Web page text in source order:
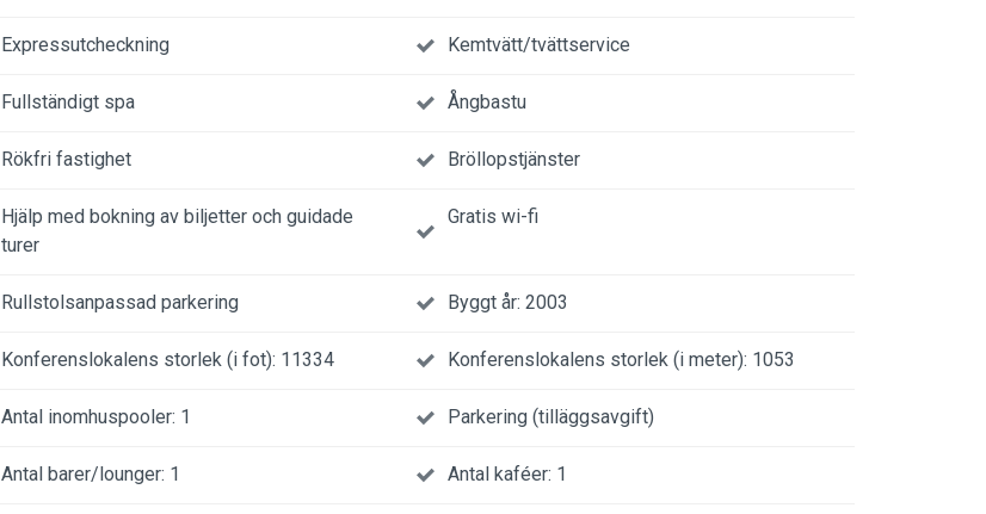
Expressutcheckning Kemtvätt/tvättservice
Fullständigt spa Ångbastu
Rökfri fastighet Bröllopstjänster
Hjälp med bokning av biljetter och guidade
turer
Gratis wi-fi
Rullstolsanpassad parkering Byggt år: 2003
Konferenslokalens storlek (i fot): 11334 Konferenslokalens storlek (i meter): 1053
Antal inomhuspooler: 1 Parkering (tilläggsavgift)
Antal barer/lounger: 1 Antal kaféer: 1